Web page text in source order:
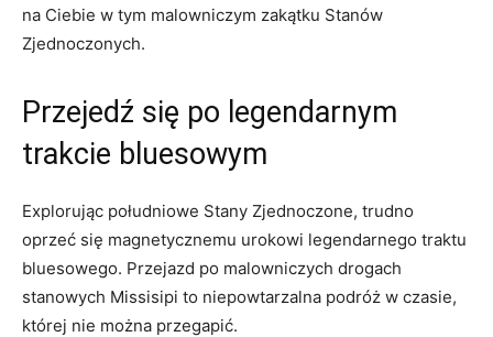
na Ciebie w tym malowniczym zakątku Stanów
Zjednoczonych.
Przejedź się po legendarnym
trakcie bluesowym
Explorując południowe Stany Zjednoczone, trudno
oprzeć się magnetycznemu urokowi legendarnego traktu
bluesowego. Przejazd po malowniczych drogach
stanowych Missisipi to niepowtarzalna podróż w czasie,
której nie można przegapić.